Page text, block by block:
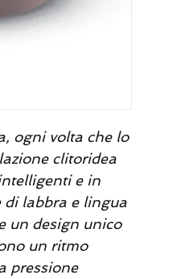
ogni volta che lo
clitoridea
e in
di labbra e lingua
un design unico
un ritmo
pressione